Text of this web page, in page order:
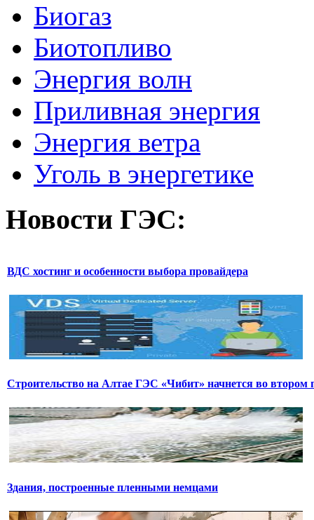
Биогаз
Биотопливо
Энергия волн
Приливная энергия
Энергия ветра
Уголь в энергетике
Новости ГЭС:
ВДС хостинг и особенности выбора провайдера
Строительство на Алтае ГЭС «Чибит» начнется во втором
Здания, построенные пленными немцами